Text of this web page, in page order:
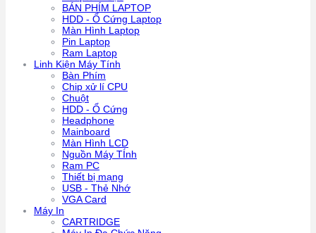
BÁN PHÍM LAPTOP
HDD - Ổ Cứng Laptop
Màn Hình Laptop
Pin Laptop
Ram Laptop
Linh Kiện Máy Tính
Bàn Phím
Chip xử lí CPU
Chuột
HDD - Ổ Cứng
Headphone
Mainboard
Màn Hình LCD
Nguồn Máy TÍnh
Ram PC
Thiết bị mạng
USB - Thẻ Nhớ
VGA Card
Máy In
CARTRIDGE